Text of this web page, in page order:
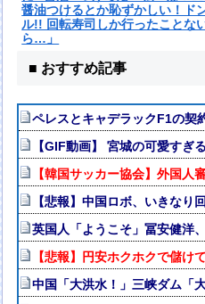
醤油つけるとか恥ずかしい！ド
ル!! 回転寿司しか行ったことな
ら…」
■ おすすめ記事
ペレスとキャデラックF1の契
【GIF動画】 宮城の可愛すぎ
【韓国サッカー協会】外国
【悲報】中国ロボ、いきなり
英国人「ようこそ」冨安健洋
【悲報】円安ホクホクで儲
中国「大洪水！」三峡ダム「